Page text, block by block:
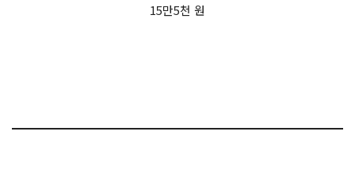
15만5천 원